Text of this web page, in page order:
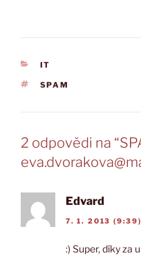
RUBRIKY
IT
ŠTÍTKY
SPAM
2 odpovědi na
Edvard
7. 1. 2013 (9:39)
:) Super, díky za